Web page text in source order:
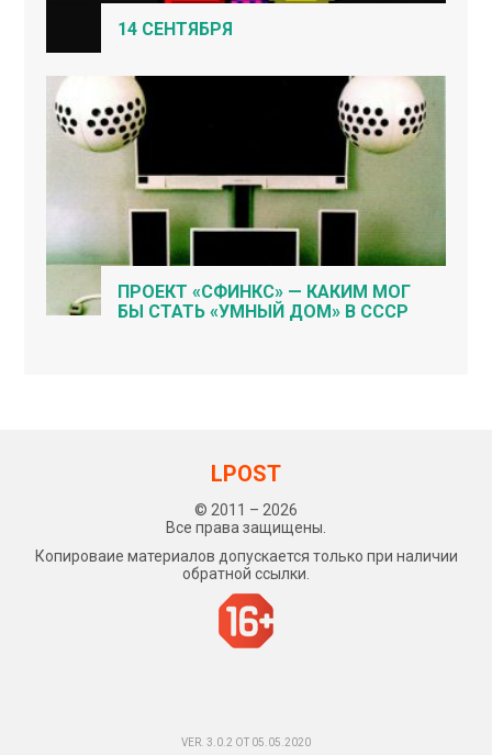
14 СЕНТЯБРЯ
ПРОЕКТ «СФИНКС» — КАКИМ МОГ
БЫ СТАТЬ «УМНЫЙ ДОМ» В СССР
LPOST
© 2011 – 2026
Все права защищены.
Копироваие материалов допускается только при наличии
обратной ссылки.
VER. 3.0.2 ОТ 05.05.2020